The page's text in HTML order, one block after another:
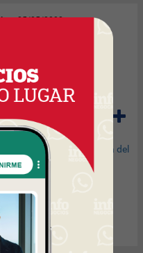
Lun05/05/2008
El frío sube la temperatura